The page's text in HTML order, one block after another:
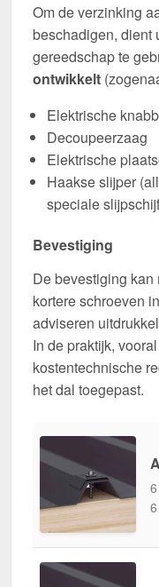
Om de verzinking
beschadigen, dient
gereedschap te
ontwikkelt
Elektrische
Decoupeerzaag
Elektrische
Haakse slijper
speciale
Bevestiging
De bevestiging kan
kortere schroeven
adviseren
In de praktijk,
kostentechnische
het dal toegepast.